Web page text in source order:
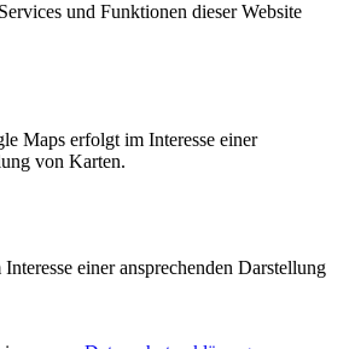
und Funktionen dieser Website
Maps erfolgt im Interesse einer
von Karten.
einer ansprechenden Darstellung